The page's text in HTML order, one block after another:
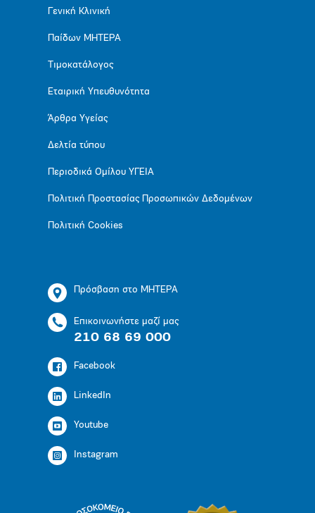
Γενική Κλινική
Παίδων ΜΗΤΕΡΑ
Τιμοκατάλογος
Εταιρική Υπευθυνότητα
Άρθρα Υγείας
Δελτία τύπου
Περιοδικά Ομίλου ΥΓΕΙΑ
Πολιτική Προστασίας Προσωπικών Δεδομένων
Πολιτική Cookies
Πρόσβαση στο ΜΗΤΕΡΑ
Επικοινωνήστε μαζί μας
210 68 69 000
Facebook
LinkedIn
Youtube
Instagram